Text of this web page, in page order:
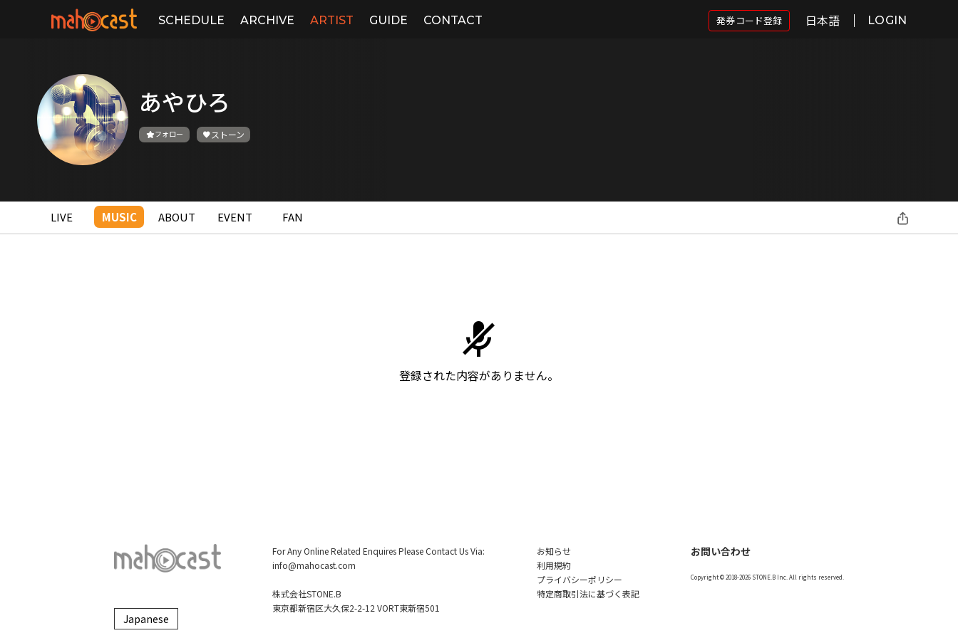
SCHEDULE ARCHIVE ARTIST GUIDE CONTACT 発券コード登録 日本語 LOGIN
あやひろ
フォロー ストーン
LIVE MUSIC ABOUT EVENT FAN
登録された内容がありません。
For Any Online Related Enquires Please Contact Us Via:
info@mahocast.com
株式会社STONE.B
東京都新宿区大久保2-2-12 VORT東新宿501
お知らせ
利用規約
プライバシーポリシー
特定商取引法に基づく表記
お問い合わせ
Copyright © 2018-2026 STONE.B Inc. All rights reserved.